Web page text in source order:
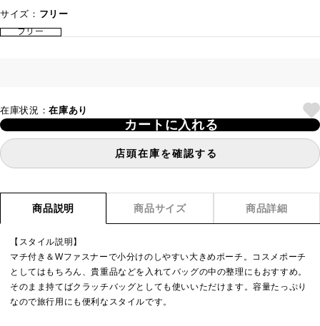
サイズ： フリー
フリー
在庫状況：在庫あり
カートに入れる
店頭在庫を確認する
商品説明 商品サイズ 商品詳細
【スタイル説明】
マチ付き＆Wファスナーで小分けのしやすい大きめポーチ。コスメポーチ
としてはもちろん、貴重品などを入れてバッグの中の整理にもおすすめ。
そのまま持てばクラッチバッグとしても使いいただけます。容量たっぷり
なので旅行用にも便利なスタイルです。